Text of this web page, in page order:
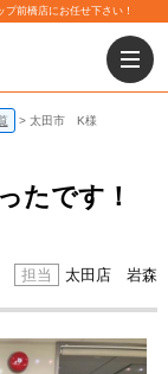
前橋店にお任せ下さい！
太田市 K様
たです！
太田店 岩森